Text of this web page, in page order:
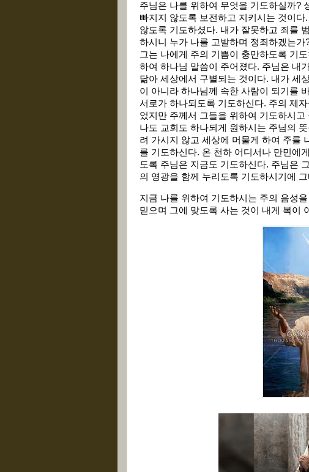
주님은 나를 위하여 무엇을 기도하실까?
빠지지 않도록 보전하고 지키시는 것이
않도록 기도하셨다. 내가 잘못하고 죄를
하시니 누가 나를 고발하며 정죄하겠는
그는 나에게 주의 기쁨이 충만하도록 기
하여 하나님 말씀이 주어졌다. 주님은 내
닮아 세상에서 구별되는 것이다. 내가 세
이 아니라 하나님께 속한 사람이 되기를
서로가 하나되도록 기도하신다. 주의 제
었지만 주께서 그들을 위하여 기도하시
나도 교회도 하나되게 원하시는 주님의
려 가시지 않고 세상에 머물게 하여 주를
를 기도하신다. 온 천하 어디서나 만민에
도록 주님은 지금도 기도하신다. 주님은
의 영광을 함께 누리도록 기도하시기에
지금 나를 위하여 기도하시는 주의 음성
믿으며 그에 맞도록 사는 것이 내게 복이